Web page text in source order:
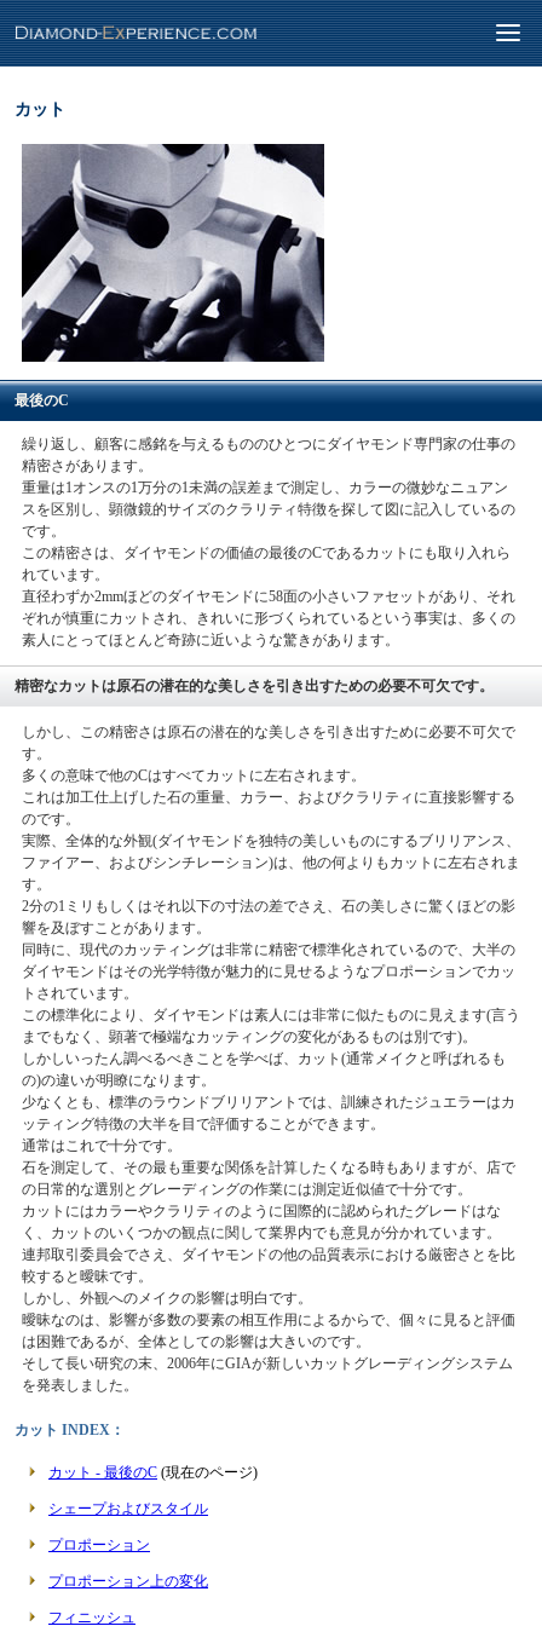
カット
最後のC
繰り返し、顧客に感銘を与えるもののひとつにダイヤモンド専門家の仕事の
精密さがあります。
重量は1オンスの1万分の1未満の誤差まで測定し、カラーの微妙なニュアン
スを区別し、顕微鏡的サイズのクラリティ特徴を探して図に記入しているの
です。
この精密さは、ダイヤモンドの価値の最後のCであるカットにも取り入れら
れています。
直径わずか2mmほどのダイヤモンドに58面の小さいファセットがあり、それ
ぞれが慎重にカットされ、きれいに形づくられているという事実は、多くの
素人にとってほとんど奇跡に近いような驚きがあります。
精密なカットは原石の潜在的な美しさを引き出すための必要不可欠です。
しかし、この精密さは原石の潜在的な美しさを引き出すために必要不可欠で
す。
多くの意味で他のCはすべてカットに左右されます。
これは加工仕上げした石の重量、カラー、およびクラリティに直接影響する
のです。
実際、全体的な外観(ダイヤモンドを独特の美しいものにするブリリアンス、
ファイアー、およびシンチレーション)は、他の何よりもカットに左右されま
す。
2分の1ミリもしくはそれ以下の寸法の差でさえ、石の美しさに驚くほどの影
響を及ぼすことがあります。
同時に、現代のカッティングは非常に精密で標準化されているので、大半の
ダイヤモンドはその光学特徴が魅力的に見せるようなプロポーションでカッ
トされています。
この標準化により、ダイヤモンドは素人には非常に似たものに見えます(言う
までもなく、顕著で極端なカッティングの変化があるものは別です)。
しかしいったん調べるべきことを学べば、カット(通常メイクと呼ばれるも
の)の違いが明瞭になります。
少なくとも、標準のラウンドブリリアントでは、訓練されたジュエラーはカ
ッティング特徴の大半を目で評価することができます。
通常はこれで十分です。
石を測定して、その最も重要な関係を計算したくなる時もありますが、店で
の日常的な選別とグレーディングの作業には測定近似値で十分です。
カットにはカラーやクラリティのように国際的に認められたグレードはな
く、カットのいくつかの観点に関して業界内でも意見が分かれています。
連邦取引委員会でさえ、ダイヤモンドの他の品質表示における厳密さとを比
較すると曖昧です。
しかし、外観へのメイクの影響は明白です。
曖昧なのは、影響が多数の要素の相互作用によるからで、個々に見ると評価
は困難であるが、全体としての影響は大きいのです。
そして長い研究の末、2006年にGIAが新しいカットグレーディングシステム
を発表しました。
カット INDEX：
カット - 最後のC (現在のページ)
シェープおよびスタイル
プロポーション
プロポーション上の変化
フィニッシュ